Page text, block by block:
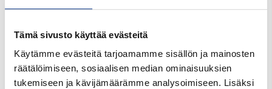
Tämä sivusto käyttää evästeitä
Käytämme evästeitä tarjoamamme sisällön ja mainosten
räätälöimiseen, sosiaalisen median ominaisuuksien
tukemiseen ja kävijämäärämme analysoimiseen. Lisäksi
Tuotekoodi:
1122
Koko mm:
Materiaali:
PE
Väri:
valkoinen